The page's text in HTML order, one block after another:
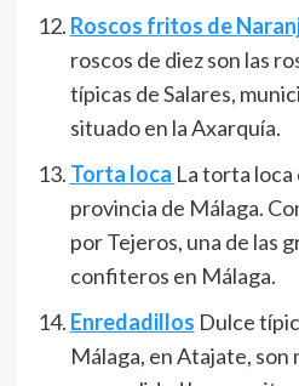
Roscos fritos de
roscos de diez son las
típicas de Salares,
situado en la Axarquía.
Torta loca La torta loca
provincia de Málaga.
por Tejeros, una de las
confiteros en Málaga.
Enredadillos Dulce
Málaga, en Atajate, son